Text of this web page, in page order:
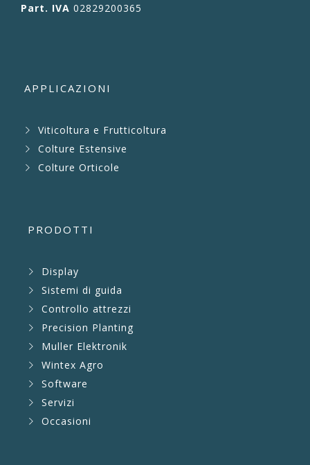
Part. IVA 02829200365
APPLICAZIONI
Viticoltura e Frutticoltura
Colture Estensive
Colture Orticole
PRODOTTI
Display
Sistemi di guida
Controllo attrezzi
Precision Planting
Muller Elektronik
Wintex Agro
Software
Servizi
Occasioni